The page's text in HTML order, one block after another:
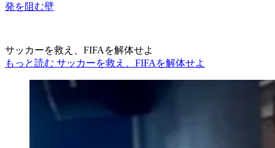
発を阻む壁
サッカーを救え、FIFAを解体せよ
もっと読む サッカーを救え、FIFAを解体せよ